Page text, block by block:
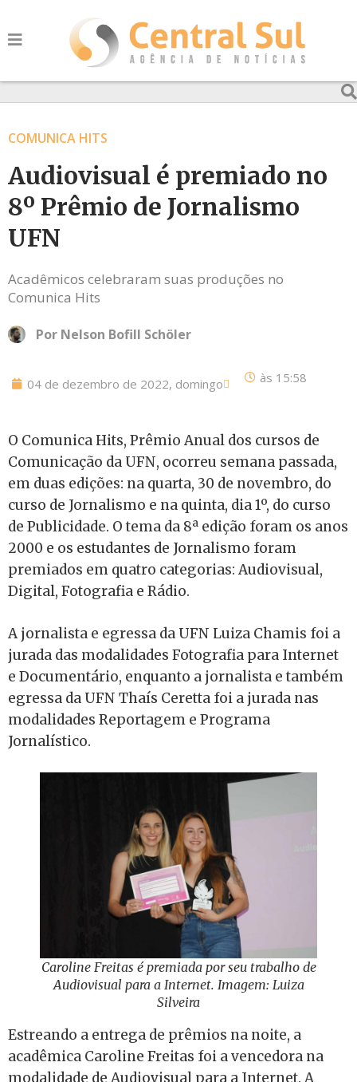
COMUNICA HITS
Audiovisual é premiado no
8º Prêmio de Jornalismo
UFN
Acadêmicos celebraram suas produções no
Comunica Hits
Por Nelson Bofill Schöler
04 de dezembro de 2022, domingo às 15:58
O Comunica Hits, Prêmio Anual dos cursos de
Comunicação da UFN, ocorreu semana passada,
em duas edições: na quarta, 30 de novembro, do
curso de Jornalismo e na quinta, dia 1º, do curso
de Publicidade. O tema da 8ª edição foram os anos
2000 e os estudantes de Jornalismo foram
premiados em quatro categorias: Audiovisual,
Digital, Fotografia e Rádio.
A jornalista e egressa da UFN Luiza Chamis foi a
jurada das modalidades Fotografia para Internet
e Documentário, enquanto a jornalista e também
egressa da UFN Thaís Ceretta foi a jurada nas
modalidades Reportagem e Programa
Jornalístico.
Caroline Freitas é premiada por seu trabalho de
Audiovisual para a Internet. Imagem: Luiza
Silveira
Estreando a entrega de prêmios na noite, a
acadêmica Caroline Freitas foi a vencedora na
modalidade de Audiovisual para a Internet. A